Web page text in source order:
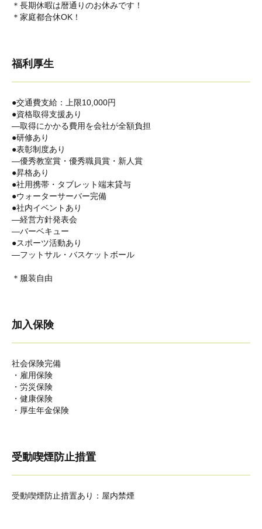
＊長期休暇は暦通りのお休みです！
＊家庭都合休OK！
福利厚生
●交通費支給：上限10,000円
●資格取得支援あり
―取得にかかる費用を会社が全額負担
●研修あり
●表彰制度あり
―優秀教室賞・優秀職員賞・新人賞
●昇格あり
●社用携帯・タブレット端末貸与
●ウォーターサーバー完備
●社内イベントあり
―経営方針発表会
―バーベキュー
●スポーツ活動あり
―フットサル・バスケットボール
＊服装自由
加入保険
社会保険完備
・雇用保険
・労災保険
・健康保険
・厚生年金保険
受動喫煙防止措置
受動喫煙防止措置あり：屋内禁煙